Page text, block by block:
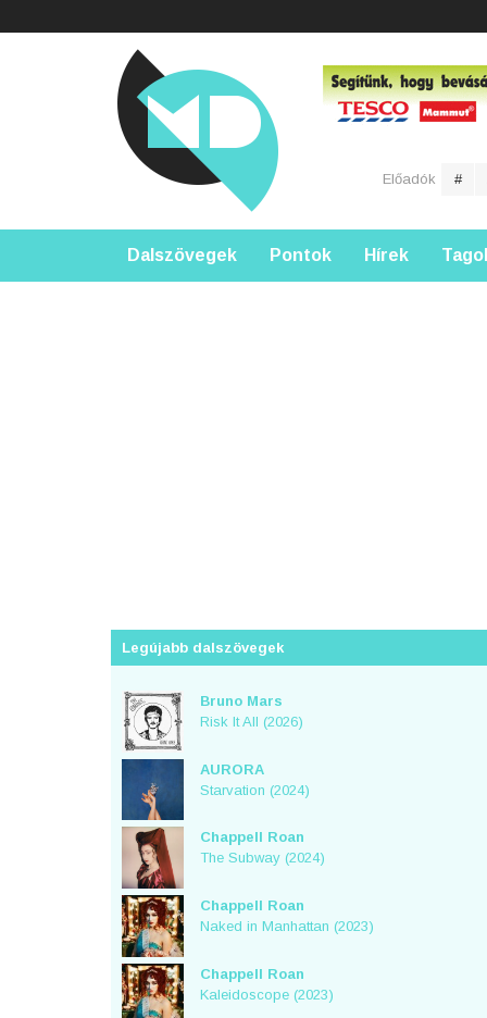
Előadók #
Dalszövegek Pontok Hírek
Legújabb dalszövegek
Bruno Mars
Risk It All (2026)
AURORA
Starvation (2024)
Chappell Roan
The Subway (2024)
Chappell Roan
Naked in Manhattan (2023)
Chappell Roan
Kaleidoscope (2023)